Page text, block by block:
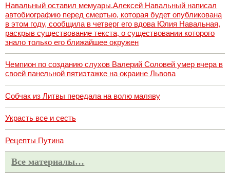
Навальный оставил мемуары.Алексей Навальный написал
автобиографию перед смертью, которая будет опубликована
в этом году, сообщила в четверг его вдова Юлия Навальная,
раскрыв существование текста, о существовании которого
знало только его ближайшее окружен
Чемпион по созданию слухов Валерий Соловей умер вчера в
своей панельной пятиэтажке на окраине Львова
Собчак из Литвы передала на волю маляву
Украсть все и сесть
Рецепты Путина
Все материалы…